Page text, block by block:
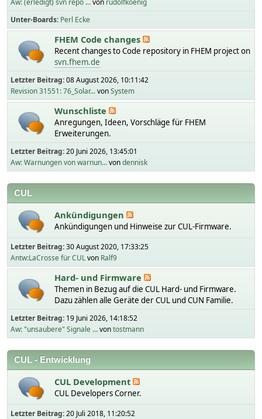
Aw: (erledigt) svn repo ...von rudolfkoenig
Unter-Boards Perl Ecke
FHEM Code changes
Recent changes to Code repository in FHEM project on
svn.fhem.de
Letzter Beitrag:08 August 2026, 10:11:42
Revision 31551: 76_Solar...vonSystem
Wunschliste
Anregungen, Ideen, Vorschläge für FHEM
Erweiterungen.
Letzter Beitrag:20 Juni 2026, 13:45:01
Aw: Warnungen von warnun...vondennisk
CUL
Ankündigungen
Ankündigungen und Hinweise zur CUL-Firmware.
Letzter Beitrag:30 August 2020, 17:33:25
Antw:LaCrosse für CULvon Ralf9
Hard- und Firmware
Themen in Bezug auf die CUL Hard- und Firmware.
Dazu zählen alle Geräte der CUL und CUN Familie.
Letzter Beitrag: 19 Juni 2026, 14:18:52
Aw: "unsaubere" Signale ...vontostmann
CUL - Entwicklung
CUL Development
CUL Developers Corner.
Letzter Beitrag:20 Juli 2018, 11:20:52